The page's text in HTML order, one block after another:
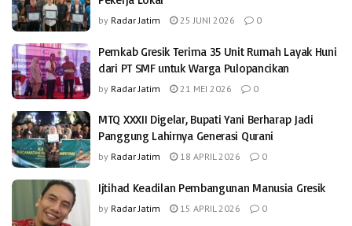
by Radar Jatim 25 JUNI 2026 0
Pemkab Gresik Terima 35 Unit Rumah Layak Huni
dari PT SMF untuk Warga Pulopancikan
by Radar Jatim 21 MEI 2026 0
MTQ XXXII Digelar, Bupati Yani Berharap Jadi
Panggung Lahirnya Generasi Qurani
by Radar Jatim 18 APRIL 2026 0
Ijtihad Keadilan Pembangunan Manusia Gresik
by Radar Jatim 15 APRIL 2026 0